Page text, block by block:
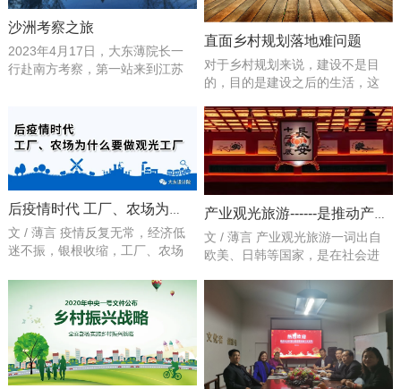
听禹粉故事，观非遗表演...
学课程设计方面一直走...
沙洲考察之旅
2023年4月17日，大东薄院长一
行赴南方考察，第一站来到江苏
江南水乡资源和深厚积淀的黄酒
文化，以塑造“新江南人文产品内
涵”为理念，着力打造集文化、研
发、休闲于一体的综合工业旅游
项目，传承中国...
直面乡村规划落地难问题
对于乡村规划来说，建设不是目
的，目的是建设之后的生活，这
下的村庄规划中，很多都是在按
照城市规划的思路来规划设计，
既失去了乡村的质朴与自然，又
在落地实践上遇到阻碍。因此，
到方方面面的因素，因地制宜。
乡村规划的认识对于乡村来说，
规划设计不只是...
后疫情时代 工厂、农场为什么要做观光工厂
文 / 薄言 疫情反复无常，经济低
迷不振，银根收缩，工厂、农场
英国作家查尔斯·狄更斯的话反过
来说：这是一个最坏的时代，也
是一个最好的时代；这是一个怀
疑的时期，也是一个坚信的时
期。疫情加剧危机，危机增速迭
代，一场无情的洗礼正在...
产业观光旅游------是推动产业转型的重要抓手
文 / 薄言 产业观光旅游一词出自
欧美、日韩等国家，是在社会进
旅游相结合的商业发展模式。
——是推进传统产业文化化的抓
手～ 产业观光旅游和我们常见的
景区旅游是完全相反的两个方
向，常见的景区旅游是把自然文
化和人文遗迹通过再创意改造...